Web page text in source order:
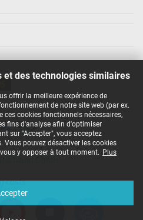
et des technologies similaires
offrir la meilleure expérience de
de notre site web (par ex.
ces cookies fonctionnels nécessaires,
fins d'analyse afin d'optimiser
sur "Accepter", vous acceptez
Vous pouvez désactiver les cookies
y opposer à tout moment. Plus
GmbH
costs